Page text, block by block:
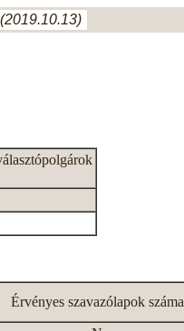
Érvényes szavazólapok száma